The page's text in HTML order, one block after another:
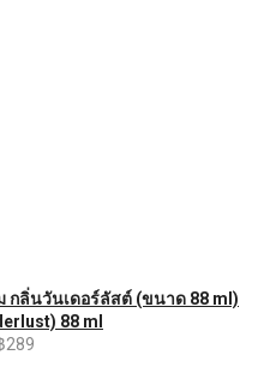
กลิ่นวันเดอร์ลัสต์ (ขนาด 88 ml)
88 ml
289